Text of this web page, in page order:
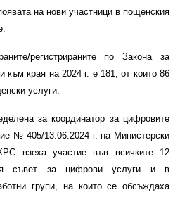
на нови участници в пощенския
регистрираните по Закона за
към края на 2024 г. е 181, от които 86
услуги.
за координатор за цифровите
№ 405/13.06.2024 г. на Министерски
взеха участие във всичките 12
съвет за цифрови услуги и в
групи, на които се обсъждаха